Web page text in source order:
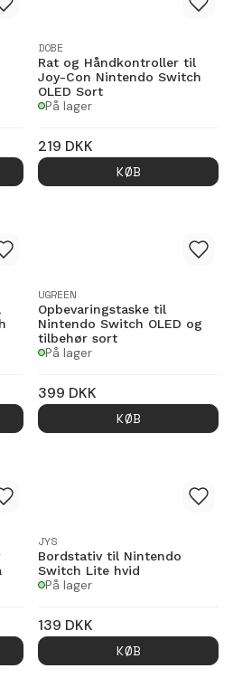
DOBE
Rat og Håndkontroller til
Joy-Con Nintendo Switch
OLED Sort
På lager
219 DKK
KØB
UGREEN
Opbevaringstaske til
Nintendo Switch OLED og
tilbehør sort
På lager
399 DKK
KØB
JYS
Bordstativ til Nintendo
Switch Lite hvid
På lager
139 DKK
KØB